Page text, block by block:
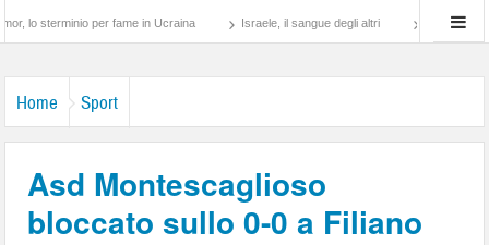
per fame in Ucraina Israele, il sangue degli altri Lotta di classe… tra
Home Sport
Asd Montescaglioso
bloccato sullo 0-0 a Filiano